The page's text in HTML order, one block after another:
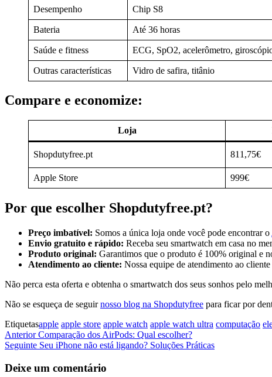
Desempenho Chip S8
Bateria Até 36 horas
Saúde e fitness ECG, SpO2, acelerômetro,
Outras características Vidro de safira, titânio
Compare e economize:
Loja
Shopdutyfree.pt 811,75€
Apple Store 999€
Por que escolher Shopdutyfree.pt?
Preço imbatível: Somos a única loja onde você pode encontrar o
Envio gratuito e rápido: Receba seu smartwatch em casa no
Produto original: Garantimos que o produto é 100% original e
Atendimento ao cliente: Nossa equipe de atendimento ao
Não perca esta oferta e obtenha o smartwatch dos seus sonhos pelo
Não se esqueça de seguirnosso blog na Shopdutyfree para ficar por
Etiquetasapple apple store apple watch apple watch ultra computação
Navegação
de
artigos
Artigo
anterior
Anterior Comparação dos AirPods: Qual escolher?
Artigo
Seguinte Seu iPhone não está ligando? Soluções Práticas
Deixe um comentário